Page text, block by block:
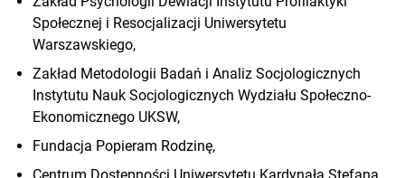
Społecznej i Resocjalizacji Uniwersytetu
Warszawskiego,
Zakład Metodologii Badań i Analiz Socjologicznych
Instytutu Nauk Socjologicznych Wydziału Społeczno-
Ekonomicznego UKSW,
Fundacja Popieram Rodzinę,